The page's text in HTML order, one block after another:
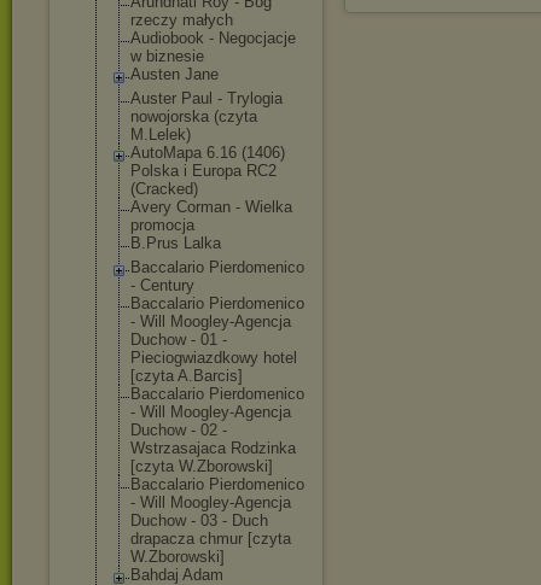
rzeczy małych
Audiobook - Negocjacje
w biznesie
Austen Jane
Auster Paul - Trylogia
nowojorska (czyta
M.Lelek)
AutoMapa 6.16 (1406)
Polska i Europa RC2
(Cracked)
Avery Corman - Wielka
promocja
B.Prus Lalka
Baccalario Pierdomenico
- Century
Baccalario Pierdomenico
- Will Moogley-Agencja
Duchow - 01 -
Pieciogwiazdkowy hotel
[czyta A.Barcis]
Baccalario Pierdomenico
- Will Moogley-Agencja
Duchow - 02 -
Wstrzasajaca Rodzinka
[czyta W.Zborowski]
Baccalario Pierdomenico
- Will Moogley-Agencja
Duchow - 03 - Duch
drapacza chmur [czyta
W.Zborowski]
Bahdaj Adam